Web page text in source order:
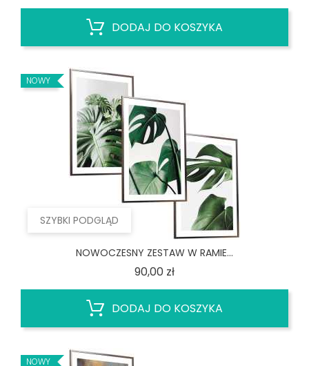
DODAJ DO KOSZYKA
SZYBKI PODGLĄD
NOWY
NOWOCZESNY ZESTAW W RAMIE...
90,00 złCena
DODAJ DO KOSZYKA
NOWY